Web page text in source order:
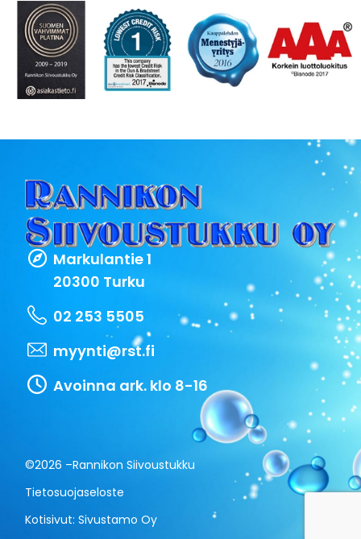
Markulantie 1
20300 Turku
02 253 5505
myynti@rst.fi
Avoinna ark. klo 8-16
©2026 –Rannikon Siivoustukku
Tietosuojaseloste
Kotisivut:Sivustamo Oy